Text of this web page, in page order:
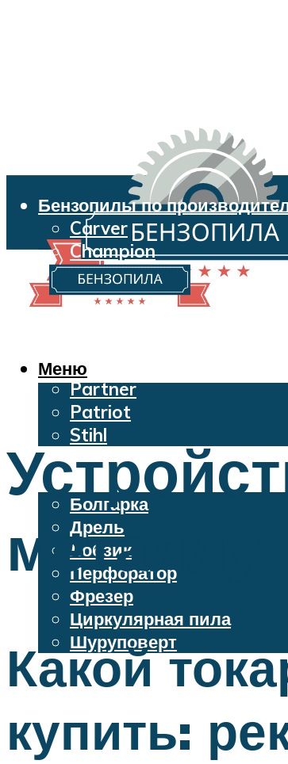
Бензопилы по
Carver
Champion
Echo
Husqvarna
Oleo-Mac
Partner
Patriot
Stihl
Бензопилы
Электроинструменты
Болгарка
Дрель
Лобзик
Перфоратор
Фрезер
Циркулярная пила
Шуруповерт
Меню
металлу
Какой
купить: